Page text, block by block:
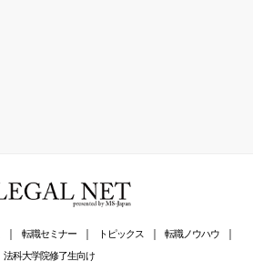
転職セミナー トピックス
転職ノウハウ
法科大学院修了生向け